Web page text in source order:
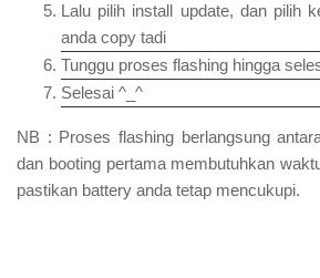
Lalu pilih install update, dan pilih
anda copy tadi
Tunggu proses flashing hingga
Selesai ^_^
NB : Proses flashing berlangsung
dan booting pertama membutuhkan
pastikan battery anda tetap mencukupi.